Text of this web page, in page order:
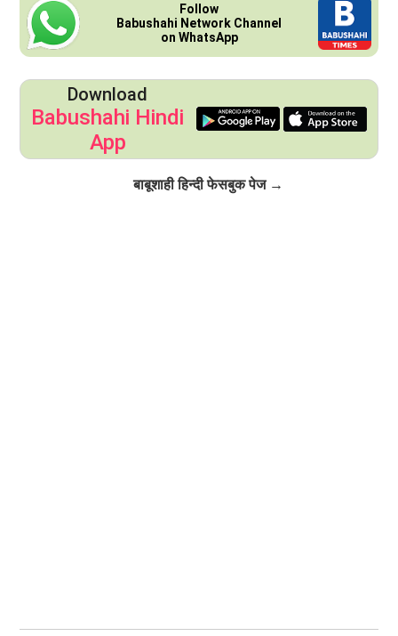
Follow
Babushahi Network Channel
on WhatsApp
Download
Babushahi Hindi
App
बाबूशाही हिन्दी फेसबुक पेज →